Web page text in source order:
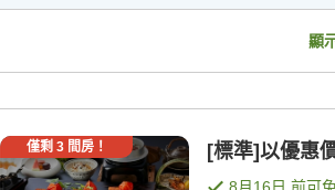
顯
僅剩 3間房！ [標準]以優惠
8月16日 前可